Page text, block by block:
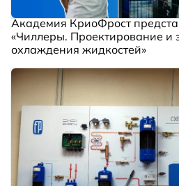
Академия КриоФрост
«Чиллеры. Проектирование и
охлаждения жидкостей»